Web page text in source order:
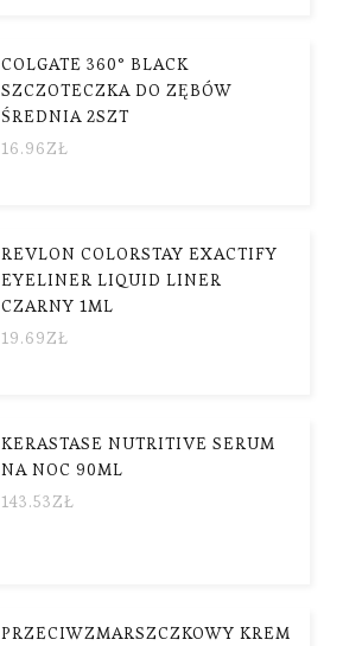
COLGATE 360° BLACK
SZCZOTECZKA DO ZĘBÓW
ŚREDNIA 2SZT
16.96ZŁ
REVLON COLORSTAY EXACTIFY
EYELINER LIQUID LINER
CZARNY 1ML
19.69ZŁ
KERASTASE NUTRITIVE SERUM
NA NOC 90ML
143.53ZŁ
PRZECIWZMARSZCZKOWY KREM